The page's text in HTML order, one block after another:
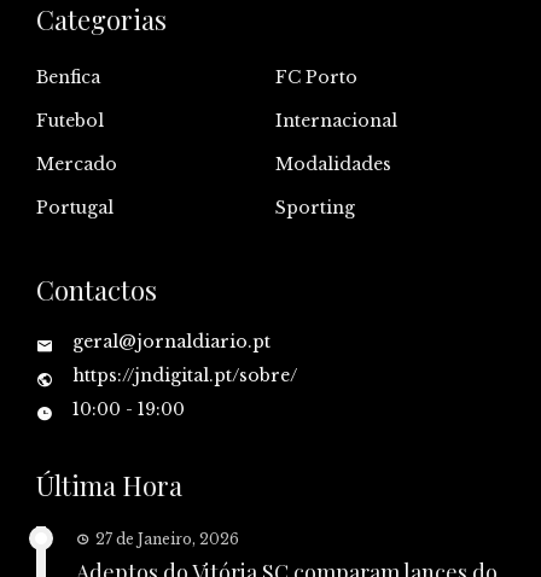
Categorias
Benfica
FC Porto
Futebol
Internacional
Mercado
Modalidades
Portugal
Sporting
Contactos
geral@jornaldiario.pt
https://jndigital.pt/sobre/
10:00 - 19:00
Última Hora
27 de Janeiro, 2026